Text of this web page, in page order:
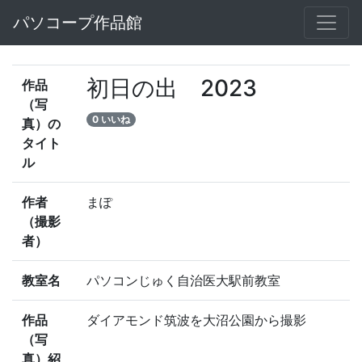
パソコープ作品館
作品
（写
真）の
タイト
ル
初日の出 2023
0 いいね
作者
（撮影
者）
まぽ
教室名 パソコンじゅく自治医大駅前教室
作品
（写
真）紹
ダイアモンド筑波を大沼公園から撮影